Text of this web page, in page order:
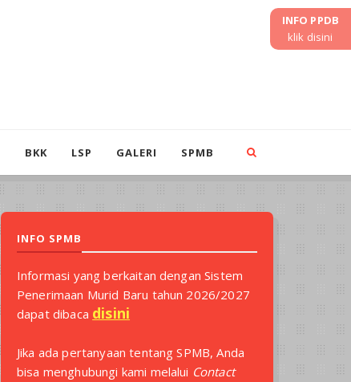
INFO PPDB
klik disini
BKK LSP GALERI SPMB
INFO SPMB
Informasi yang berkaitan dengan Sistem
Penerimaan Murid Baru tahun 2026/2027
dapat dibaca disini
Jika ada pertanyaan tentang SPMB, Anda
bisa menghubungi kami melalui Contact